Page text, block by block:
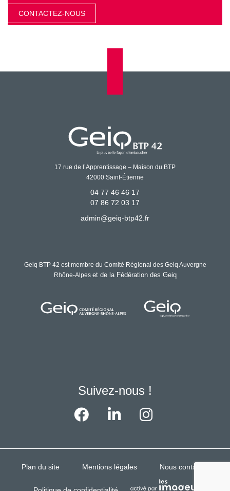
CONTACTEZ-NOUS
17 rue de l’Apprentissage – Maison du BTP
42000 Saint-Étienne
04 77 46 46 17
07 86 72 03 17
admin@geiq-btp42.fr
Geiq BTP 42 est membre du Comité Régional des Geiq Auvergne
Rhône-Alpes et de la Fédération des Geiq
Suivez-nous !
Plan du site Mentions légales Nous contacter